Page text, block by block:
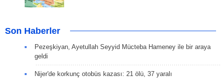
Son Haberler
Pezeşkiyan, Ayetullah Seyyid Mücteba Hameney ile bir araya
geldi
Nijer'de korkunç otobüs kazası: 21 ölü, 37 yaralı